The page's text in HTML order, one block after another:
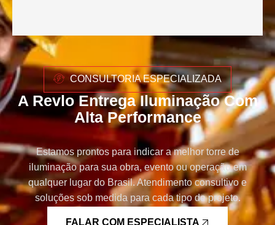
CONSULTORIA ESPECIALIZADA
A Revlo Entrega Iluminação Com
Alta Performance
Estamos prontos para indicar a melhor torre de
iluminação para sua obra, evento ou operação em
qualquer lugar do Brasil. Atendimento consultivo e
soluções sob medida para cada tipo de projeto.
FALAR COM ESPECIALISTA